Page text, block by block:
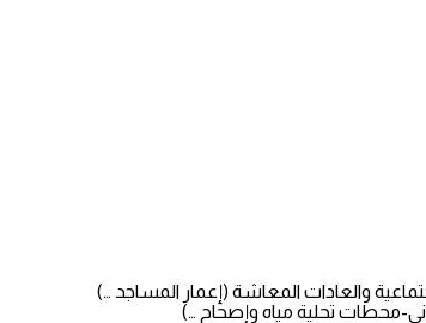
والعادات المعاشة (إعمار المساجد …)
محطات تحلية مياه وإصحاح …)